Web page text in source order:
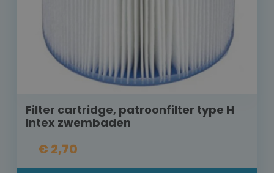
Filter cartridge, patroonfilter type H
Intex zwembaden
€ 2,70